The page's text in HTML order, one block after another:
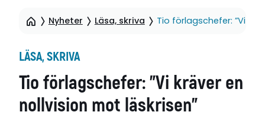
Nyheter Läsa, skriva Tio förlagschefer: ”Vi
LÄSA, SKRIVA
Tio förlagschefer: ”Vi kräver en
nollvision mot läskrisen”